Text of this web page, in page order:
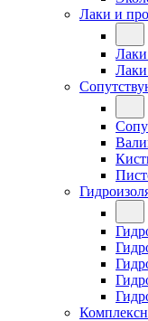
Лаки и
Лаки